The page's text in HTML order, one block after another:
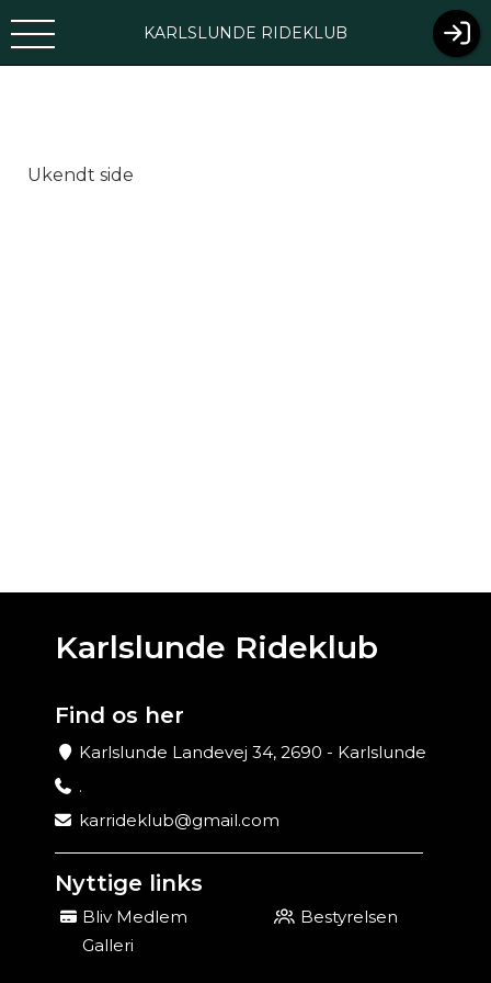
KARLSLUNDE RIDEKLUB
Ukendt side
Karlslunde Rideklub
Find os her
Karlslunde Landevej 34, 2690 - Karlslunde
.
karrideklub@gmail.com
Nyttige links
Bliv Medlem
Bestyrelsen
Galleri